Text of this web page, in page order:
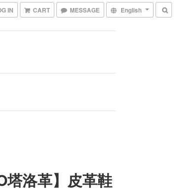
IN CART MESSAGE English
塔洛革】皮革鞋